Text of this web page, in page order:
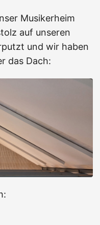
Musikerheim
auf unseren
und wir haben
das Dach: